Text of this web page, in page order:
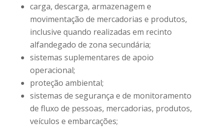
carga, descarga, armazenagem e
movimentação de mercadorias e produtos,
inclusive quando realizadas em recinto
alfandegado de zona secundária;
sistemas suplementares de apoio
operacional;
proteção ambiental;
sistemas de segurança e de monitoramento
de fluxo de pessoas, mercadorias, produtos,
veículos e embarcações;